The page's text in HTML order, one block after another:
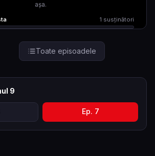
așa.
1 susținători
Toate episoadele
9
Ep. 7